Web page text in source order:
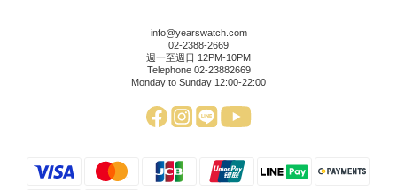
info@yearswatch.com
02-2388-2669
週一至週日 12PM-10PM
Telephone 02-23882669
Monday to Sunday 12:00-22:00